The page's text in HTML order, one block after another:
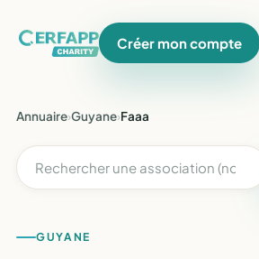
Créer mon compte
Annuaire›Guyane›Faaa
GUYANE